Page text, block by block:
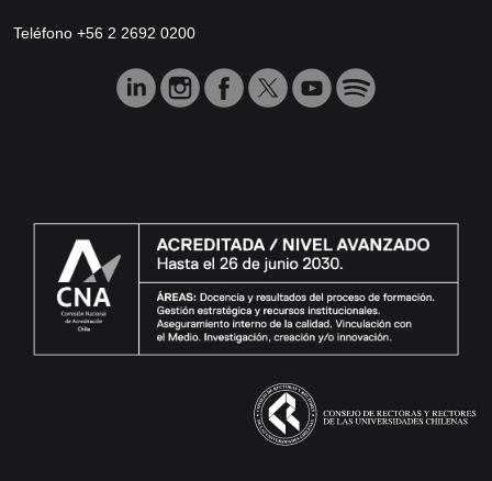
Teléfono +56 2 2692 0200